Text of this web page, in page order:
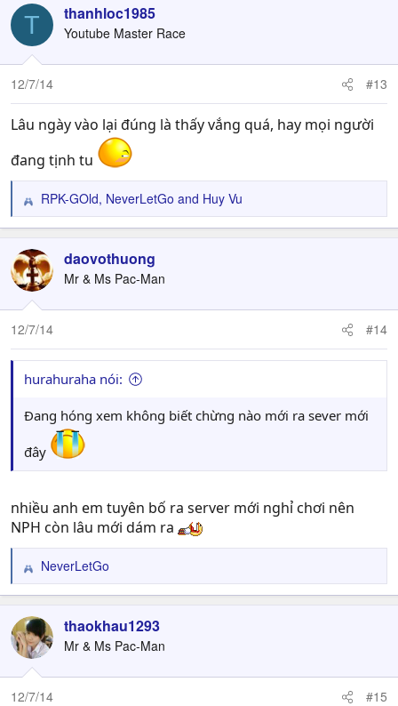
c
i
o
n
T thanhloc1985
Youtube Master Race
12/7/14 #13
Lâu ngày vào lại đúng là thấy vắng quá, hay mọi người
đang tịnh tu
R
e
c
t
i
o
n
:
RPK-GOld, NeverLetGo and Huy Vu
daovothuong
Mr & Ms Pac-Man
12/7/14 #14
hurahuraha nói:
Đang hóng xem không biết chừng nào mới ra sever mới
đây
nhiều anh em tuyên bố ra server mới nghỉ chơi nên
NPH còn lâu mới dám ra
R
e
c
t
i
o
n
NeverLetGo
thaokhau1293
Mr & Ms Pac-Man
12/7/14 #15